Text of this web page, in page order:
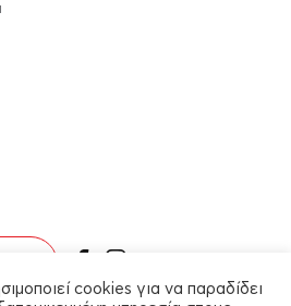
cookies για να παραδίδει